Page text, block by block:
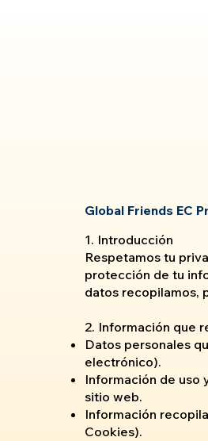
1. Introducción
Respetamos tu
protección de tu
datos recopilamos,
2. Información que
Datos personales
electrónico).
Información de uso
sitio web.
Información
Cookies).
Global Friends EC